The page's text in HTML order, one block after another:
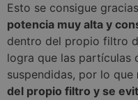
Esto se consigue
potencia muy alta y
dentro del propio filtro
logra que las partículas
suspendidas, por lo que
del propio filtro y se